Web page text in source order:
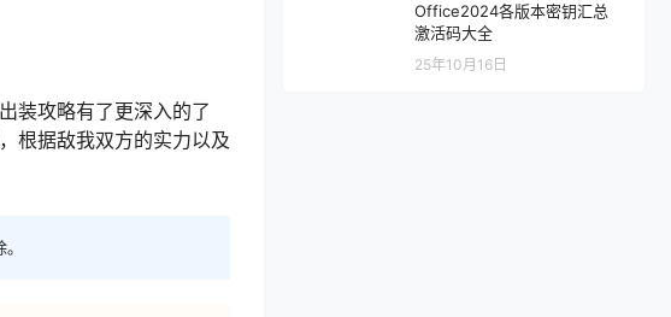
装攻略有了更深入的了
根据敌我双方的实力以及
Office2024各版本密钥汇总
激活码大全
25年10月16日